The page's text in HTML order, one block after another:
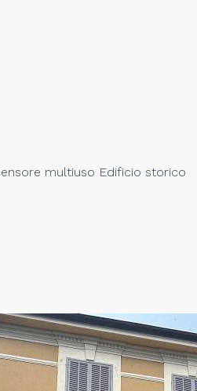
Edificio storico